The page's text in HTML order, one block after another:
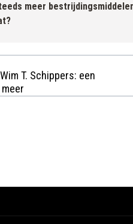
meer
T. Schippers: een